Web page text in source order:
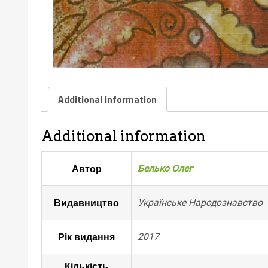
Additional information
Additional information
Автор Белько Олег
Видавництво Українське Народознавство
Рік видання 2017